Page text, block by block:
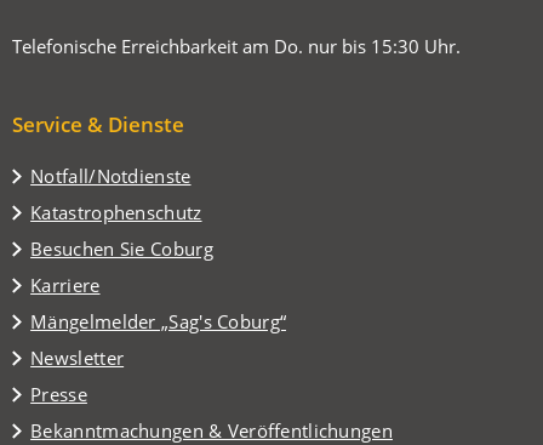
Telefonische Erreichbarkeit am Do. nur bis 15:30 Uhr.
Service & Dienste
Notfall/Notdienste
Katastrophenschutz
Besuchen Sie Coburg
(Öffnet
in
einem
neuen
Tab)
Karriere
Mängelmelder „Sag's Coburg“
(Öffnet
in
einem
neuen
Tab)
Newsletter
Presse
Bekanntmachungen & Veröffentlichungen